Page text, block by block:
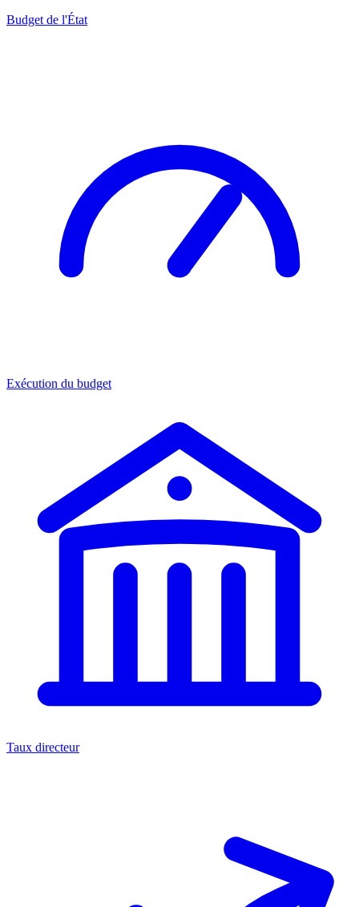
Budget de l'État
Exécution du budget
Taux directeur